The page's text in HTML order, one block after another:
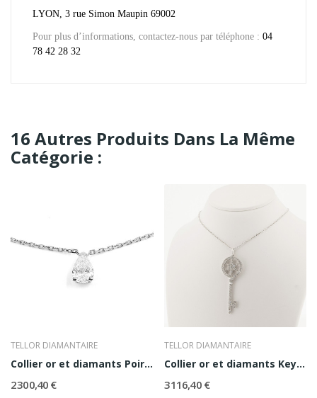
LYON, 3 rue Simon Maupin 69002
Pour plus d’informations, contactez-nous par téléphone : 04
78 42 28 32
16 Autres Produits Dans La Même
Catégorie :
TELLOR DIAMANTAIRE
Collier or et diamants Poire 0,53
2 300,40 €
TELLOR DIAMANTAIRE
Collier or et diamants KeyStar
3 116,40 €